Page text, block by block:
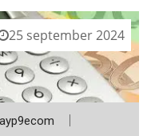
25 september 2024